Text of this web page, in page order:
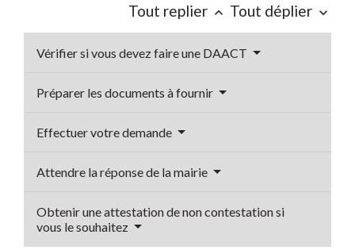
Tout replier keyboard_arrow_up Tout déplier keyboard_arrow_down
Vérifier si vous devez faire une DAACT
Préparer les documents à fournir
Effectuer votre demande
Attendre la réponse de la mairie
Obtenir une attestation de non contestation si
vous le souhaitez